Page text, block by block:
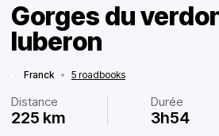
Gorges du
luberon
Franck • 5 roadbooks
Distance
225 km
Durée
3h54